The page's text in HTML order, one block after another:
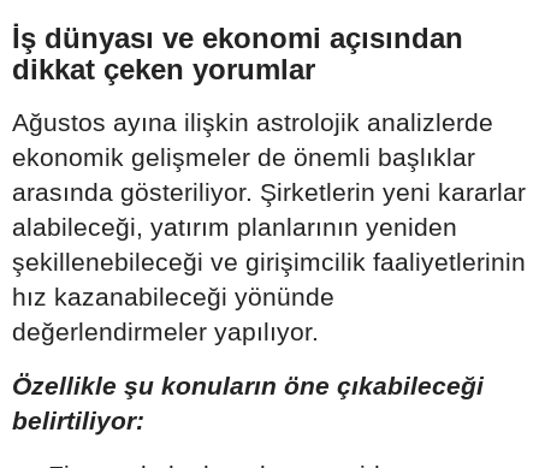
İş dünyası ve ekonomi açısından
dikkat çeken yorumlar
Ağustos ayına ilişkin astrolojik analizlerde
ekonomik gelişmeler de önemli başlıklar
arasında gösteriliyor. Şirketlerin yeni kararlar
alabileceği, yatırım planlarının yeniden
şekillenebileceği ve girişimcilik faaliyetlerinin
hız kazanabileceği yönünde
değerlendirmeler yapılıyor.
Özellikle şu konuların öne çıkabileceği
belirtiliyor: